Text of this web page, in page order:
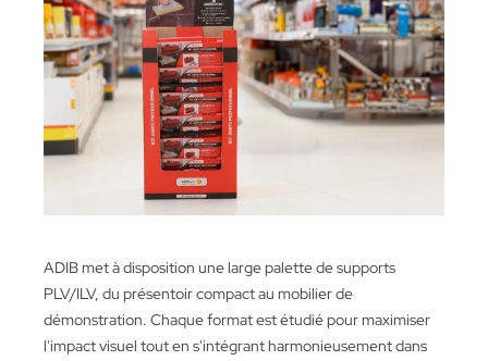
ADIB met à disposition une large palette de supports
PLV/ILV, du présentoir compact au mobilier de
démonstration. Chaque format est étudié pour maximiser
l'impact visuel tout en s'intégrant harmonieusement dans